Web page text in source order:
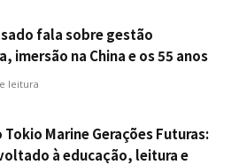
fala sobre gestão
imersão na China e os 55 anos
leitura
Marine Gerações Futuras:
à educação, leitura e